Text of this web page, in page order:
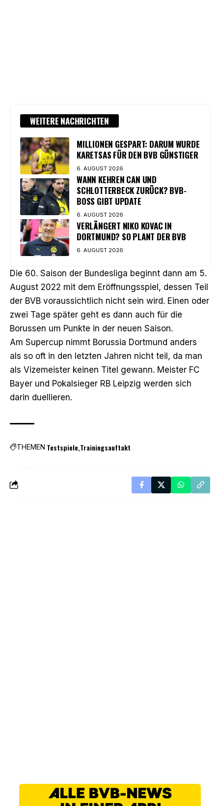
WEITERE NACHRICHTEN
MILLIONEN GESPART: DARUM WURDE
KARETSAS FÜR DEN BVB GÜNSTIGER
6. AUGUST 2026
WANN KEHREN CAN UND
SCHLOTTERBECK ZURÜCK? BVB-
BOSS GIBT UPDATE
6. AUGUST 2026
VERLÄNGERT NIKO KOVAC IN
DORTMUND? SO PLANT DER BVB
6. AUGUST 2026
Die 60. Saison der Bundesliga beginnt dann am 5.
August 2022 mit dem Eröffnungsspiel, dessen Teil
der BVB voraussichtlich nicht sein wird. Einen oder
zwei Tage später geht es dann auch für die
Borussen um Punkte in der neuen Saison.
Am Supercup nimmt Borussia Dortmund anders
als so oft in den letzten Jahren nicht teil, da man
als Vizemeister keinen Titel gewann. Meister FC
Bayer und Pokalsieger RB Leipzig werden sich
darin duellieren.
THEMEN Testspiele Trainingsauftakt